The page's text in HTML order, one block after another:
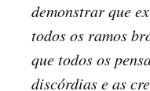
demonstrar que
todos os ramos
que todos os
discórdias e as